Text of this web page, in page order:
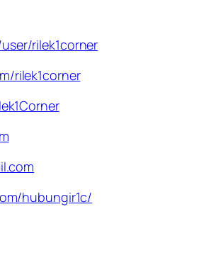
rilek1corner
rilek1corner
hubungir1c/